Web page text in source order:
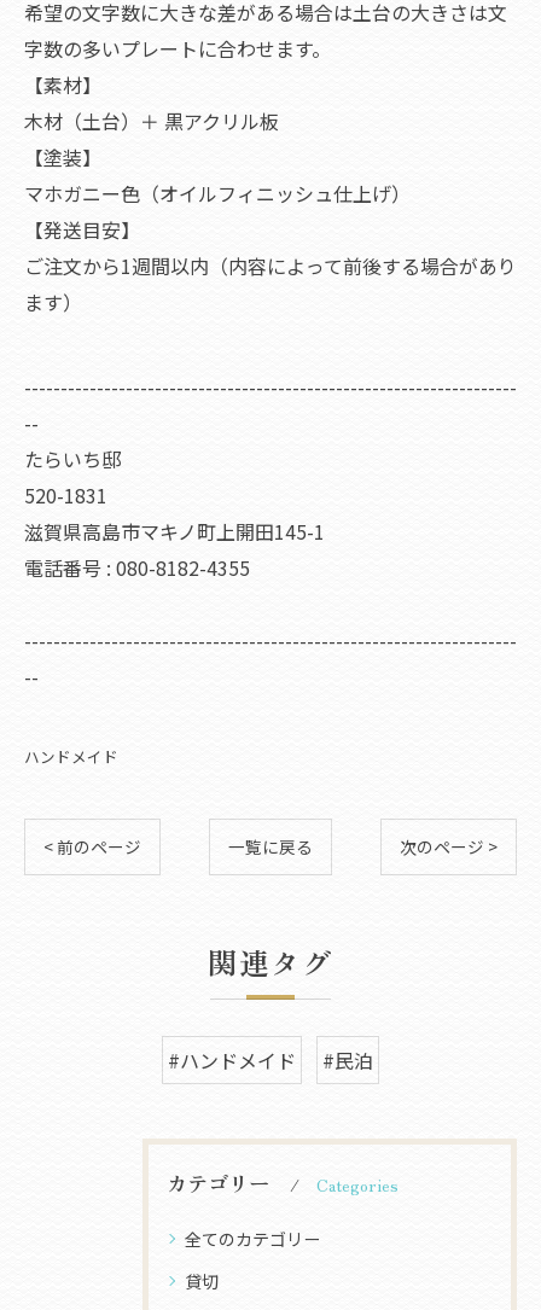
希望の文字数に大きな差がある場合は土台の大きさは文
字数の多いプレートに合わせます。
【素材】
木材（土台）＋ 黒アクリル板
【塗装】
マホガニー色（オイルフィニッシュ仕上げ）
【発送目安】
ご注文から1週間以内（内容によって前後する場合があり
ます）
--------------------------------------------------------------------
--
たらいち邸
520-1831
滋賀県高島市マキノ町上開田145-1
電話番号 : 080-8182-4355
--------------------------------------------------------------------
--
ハンドメイド
< 前のページ 一覧に戻る 次のページ >
関連タグ
#ハンドメイド #民泊
カテゴリー Categories
全てのカテゴリー
貸切